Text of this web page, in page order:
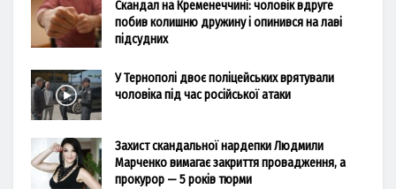
Скандал на Кременеччині: чоловік вдруге
побив колишню дружину і опинився на лаві
підсудних
У Тернополі двоє поліцейських врятували
чоловіка під час російської атаки
Захист скандальної нардепки Людмили
Марченко вимагає закриття провадження, а
прокурор — 5 років тюрми